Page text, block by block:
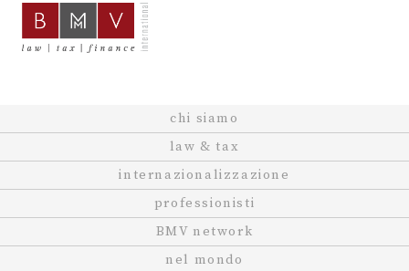
chi siamo
law & tax
internazionalizzazione
professionisti
BMV network
nel mondo